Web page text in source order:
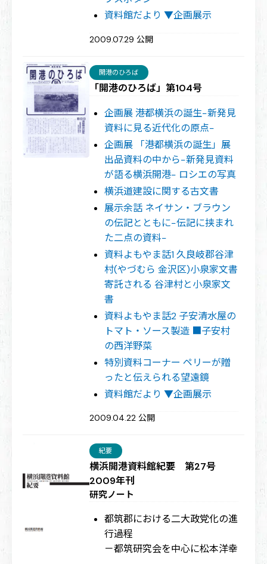
資料館だより ▼企画展示
2009.07.29 公開
「開港のひろば」第104号
開港のひろば
企画展 港都横浜の誕生−新発見
資料に見る近代化の原点−
企画展 「港都横浜の誕生」展
出品資料の中から−新発見資料
が語る横浜開港− ロシエの写真
横浜道建設に関する古文書
展示余話 ネイサン・ブラウン
の伝記とともに−伝記に挟まれ
た二点の資料−
資料よもやま話1 久良岐郡谷津
村(やづむら 金沢区)小泉家文書
寄託される 谷津村と小泉家文
書
資料よもやま話2 子安清水屋の
トマト・ソース製造 ■子安村
の西洋野菜
特別資料コーナー ペリーが贈
ったと伝えられる望遠鏡
資料館だより ▼企画展示
2009.04.22 公開
横浜開港資料館紀要 第27号
2009年刊
紀要
研究ノート
都筑郡における二大政党化の進
行過程
－都筑研究会を中心に松本洋幸